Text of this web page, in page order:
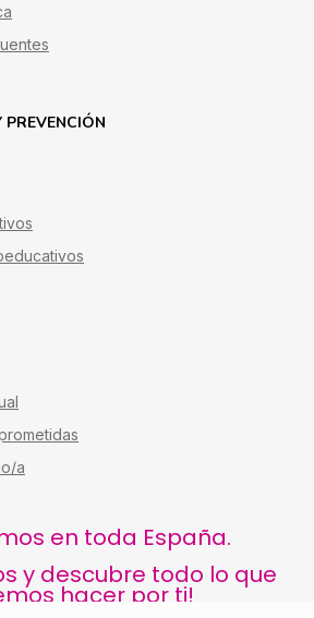
a
en toda España.
y descubre todo lo que
hacer por ti!